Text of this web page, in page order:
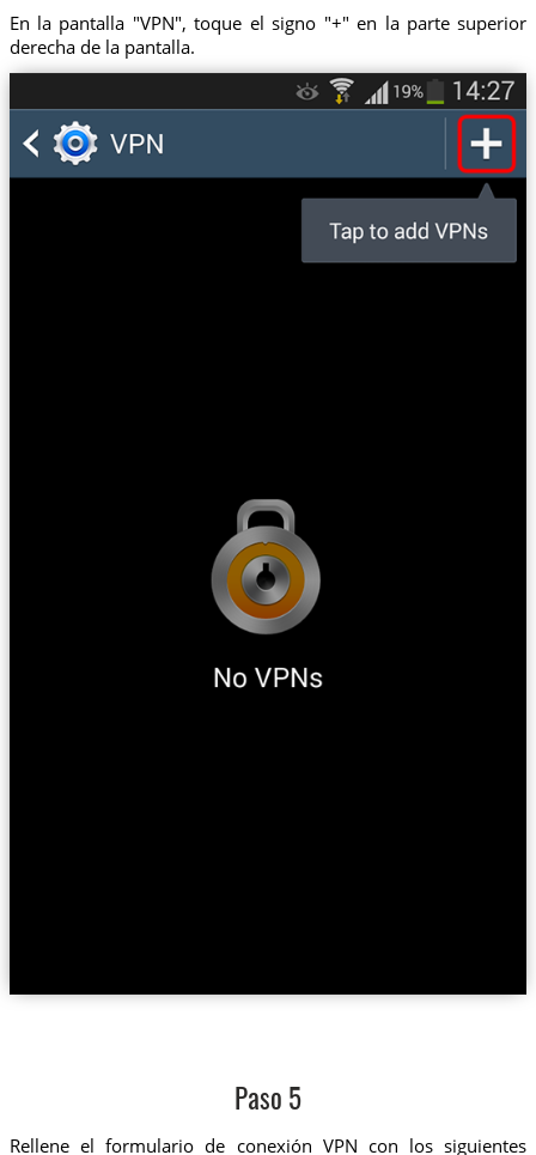
En la pantalla "VPN", toque el signo "+" en la parte superior
derecha de la pantalla.
Paso 5
Rellene el formulario de conexión VPN con los siguientes